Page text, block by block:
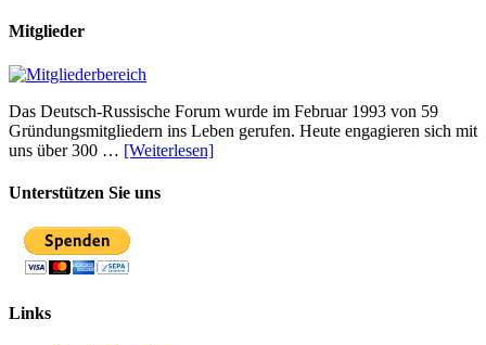
Mitglieder
Das Deutsch-Russische Forum wurde im Februar 1993 von 59
Gründungsmitgliedern ins Leben gerufen. Heute engagieren sich mit
uns über 300 … [Weiterlesen]
Unterstützen Sie uns
Links